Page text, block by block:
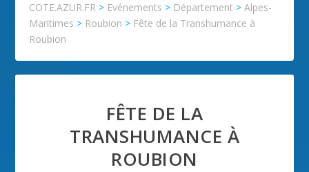
COTE.AZUR.FR > Evénements > Département >Alpes-
Maritimes > Roubion > Fête de la Transhumance à
Roubion
FÊTE DE LA
TRANSHUMANCE À
ROUBION